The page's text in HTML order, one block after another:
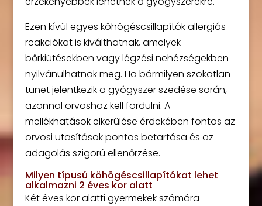
Ezen kívül egyes köhögéscsillapítók allergiás
reakciókat is kiválthatnak, amelyek
bőrkiütésekben vagy légzési nehézségekben
nyilvánulhatnak meg. Ha bármilyen szokatlan
tünet jelentkezik a gyógyszer szedése során,
azonnal orvoshoz kell fordulni. A
mellékhatások elkerülése érdekében fontos az
orvosi utasítások pontos betartása és az
adagolás szigorú ellenőrzése.
Milyen típusú köhögéscsillapítókat lehet
alkalmazni 2 éves kor alatt
Két éves kor alatti gyermekek számára